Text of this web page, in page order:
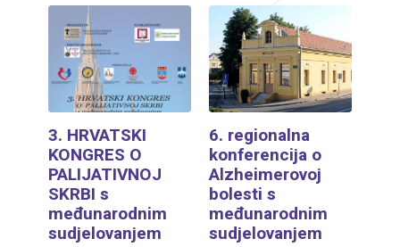
3. HRVATSKI
KONGRES O
PALIJATIVNOJ
SKRBI s
međunarodnim
sudjelovanjem
6. regionalna
konferencija o
Alzheimerovoj
bolesti s
međunarodnim
sudjelovanjem